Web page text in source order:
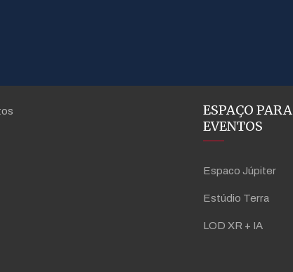
ESPAÇO PARA
EVENTOS
Espaco Júpiter
Estúdio Terra
LOD XR + IA